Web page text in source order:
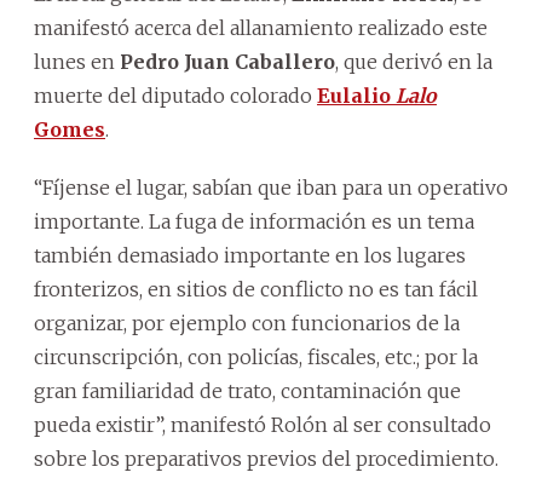
manifestó acerca del allanamiento realizado este
lunes en Pedro Juan Caballero, que derivó en la
muerte del diputado colorado Eulalio Lalo
Gomes.
“Fíjense el lugar, sabían que iban para un operativo
importante. La fuga de información es un tema
también demasiado importante en los lugares
fronterizos, en sitios de conflicto no es tan fácil
organizar, por ejemplo con funcionarios de la
circunscripción, con policías, fiscales, etc.; por la
gran familiaridad de trato, contaminación que
pueda existir”, manifestó Rolón al ser consultado
sobre los preparativos previos del procedimiento.